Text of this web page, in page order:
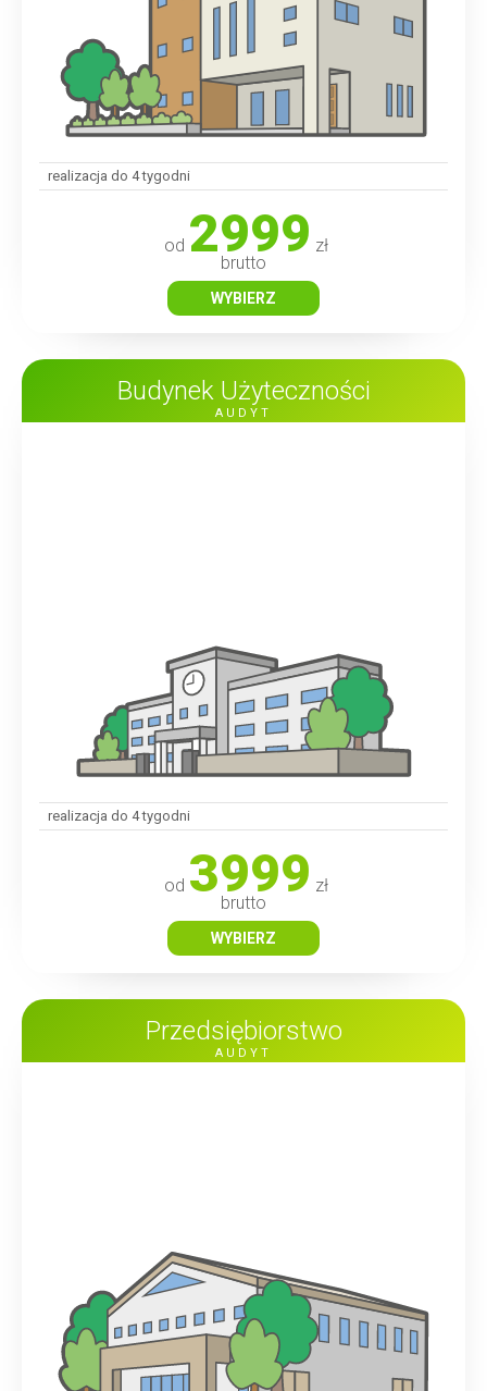
realizacja do 4 tygodni
od 2999 zł
brutto
WYBIERZ
AUDYT
Budynek Użyteczności
realizacja do 4 tygodni
od 3999 zł
brutto
WYBIERZ
AUDYT
Przedsiębiorstwo